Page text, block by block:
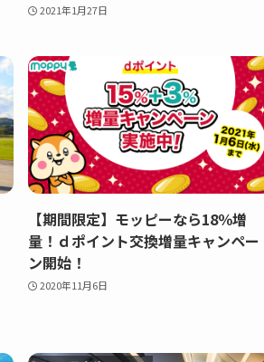
2021年1月27日
【期間限定】モッピーなら18％増
量！ｄポイント交換増量キャンペー
ン開始！
2020年11月6日